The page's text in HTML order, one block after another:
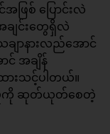
ြစ် ပြောင်းလဲ
ျင်းတွေရှိလဲ
ာနားလည်အောင်
င် အချိန်
းသင့်ပါတယ်။
မှုကို ဆုတ်ယုတ်စေတဲ့